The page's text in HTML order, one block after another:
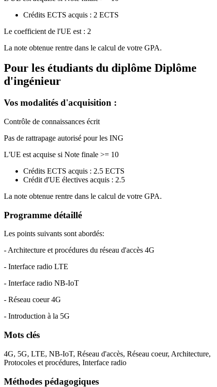
Crédits ECTS acquis : 2 ECTS
Le coefficient de l'UE est : 2
La note obtenue rentre dans le calcul de votre GPA.
Pour les étudiants du diplôme Diplôme
d'ingénieur
Vos modalités d'acquisition :
Contrôle de connaissances écrit
Pas de rattrapage autorisé pour les ING
L'UE est acquise si Note finale >= 10
Crédits ECTS acquis : 2.5 ECTS
Crédit d'UE électives acquis : 2.5
La note obtenue rentre dans le calcul de votre GPA.
Programme détaillé
Les points suivants sont abordés:
- Architecture et procédures du réseau d'accès 4G
- Interface radio LTE
- Interface radio NB-IoT
- Réseau coeur 4G
- Introduction à la 5G
Mots clés
4G, 5G, LTE, NB-IoT, Réseau d'accès, Réseau coeur, Architecture,
Protocoles et procédures, Interface radio
Méthodes pédagogiques